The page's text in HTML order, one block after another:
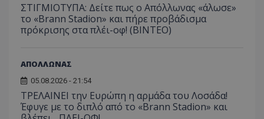
ΣΤΙΓΜΙΟΤΥΠΑ: Δείτε πως ο Απόλλωνας «άλωσε»
το «Brann Stadion» και πήρε προβάδισμα
πρόκρισης στα πλέι-οφ! (ΒΙΝΤΕΟ)
ΑΠΟΛΛΩΝΑΣ
05.08.2026 - 21:54
ΤΡΕΛΑΙΝΕΙ την Ευρώπη η αρμάδα του Λοσάδα!
Έφυγε με το διπλό από το «Brann Stadion» και